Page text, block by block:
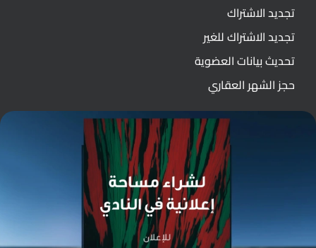
تجديد الاشتراك
تجديد الاشتراك للغير
تحديث بيانات العضوية
حجز الشهر العقاري